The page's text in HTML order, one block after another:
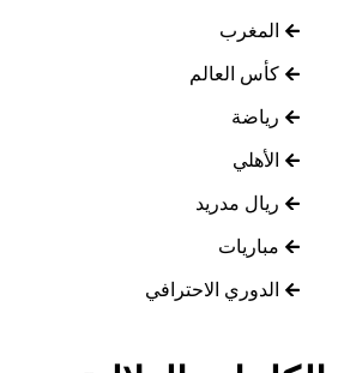
المغرب
كأس العالم
رياضة
الأهلي
ريال مدريد
مباريات
الدوري الاحترافي